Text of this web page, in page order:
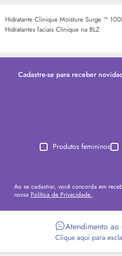
Hidratante Clinique Moisture Surge ™
Hidratantes faciais Clinique na BLZ
Cadastre-se para receber
Produtos femininos
Ao se cadastrar, você concorda em
nossa Política de Privacidade .
Atendimento ao
Clique aqui para